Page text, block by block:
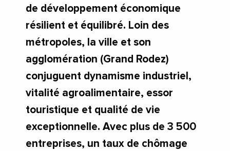
de développement économique
résilient et équilibré. Loin des
métropoles, la ville et son
agglomération (Grand Rodez)
conjuguent dynamisme industriel,
vitalité agroalimentaire, essor
touristique et qualité de vie
exceptionnelle. Avec plus de 3 500
entreprises, un taux de chômage